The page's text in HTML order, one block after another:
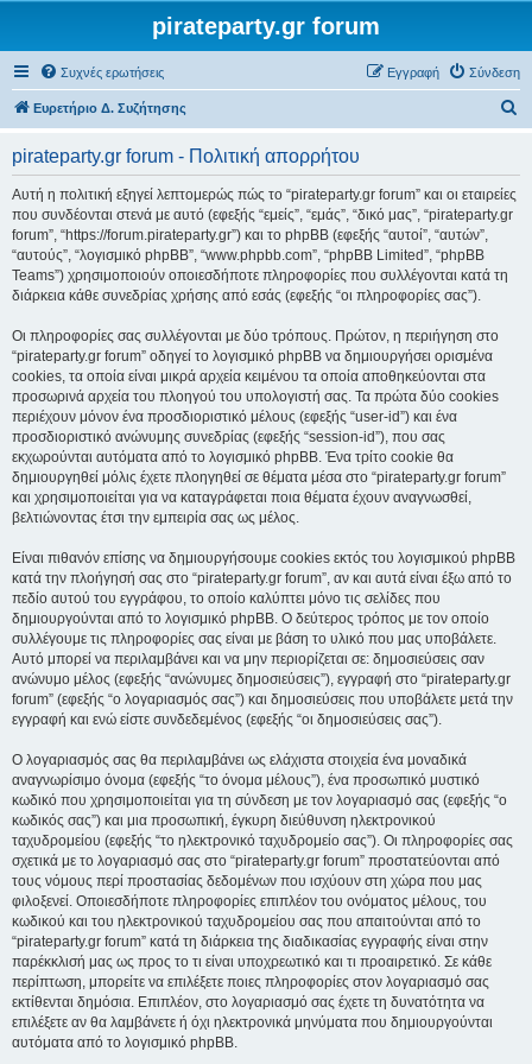
pirateparty.gr forum
Συχνές ερωτήσεις Σύνδεση
Εγγραφή
Ευρετήριο Δ. Συζήτησης
pirateparty.gr forum - Πολιτική απορρήτου
Αυτή η πολιτική εξηγεί λεπτομερώς πώς το “pirateparty.gr forum” και οι εταιρείες
που συνδέονται στενά με αυτό (εφεξής “εμείς”, “εμάς”, “δικό μας”, “pirateparty.gr
forum”, “https://forum.pirateparty.gr”) και το phpBB (εφεξής “αυτοί”, “αυτών”,
“αυτούς”, “λογισμικό phpBB”, “www.phpbb.com”, “phpBB Limited”, “phpBB
Teams”) χρησιμοποιούν οποιεσδήποτε πληροφορίες που συλλέγονται κατά τη
διάρκεια κάθε συνεδρίας χρήσης από εσάς (εφεξής “οι πληροφορίες σας”).
Οι πληροφορίες σας συλλέγονται με δύο τρόπους. Πρώτον, η περιήγηση στο
“pirateparty.gr forum” οδηγεί το λογισμικό phpBB να δημιουργήσει ορισμένα
cookies, τα οποία είναι μικρά αρχεία κειμένου τα οποία αποθηκεύονται στα
προσωρινά αρχεία του πλοηγού του υπολογιστή σας. Τα πρώτα δύο cookies
περιέχουν μόνον ένα προσδιοριστικό μέλους (εφεξής “user-id”) και ένα
προσδιοριστικό ανώνυμης συνεδρίας (εφεξής “session-id”), που σας
εκχωρούνται αυτόματα από το λογισμικό phpBB. Ένα τρίτο cookie θα
δημιουργηθεί μόλις έχετε πλοηγηθεί σε θέματα μέσα στο “pirateparty.gr forum”
και χρησιμοποιείται για να καταγράφεται ποια θέματα έχουν αναγνωσθεί,
βελτιώνοντας έτσι την εμπειρία σας ως μέλος.
Είναι πιθανόν επίσης να δημιουργήσουμε cookies εκτός του λογισμικού phpBB
κατά την πλοήγησή σας στο “pirateparty.gr forum”, αν και αυτά είναι έξω από το
πεδίο αυτού του εγγράφου, το οποίο καλύπτει μόνο τις σελίδες που
δημιουργούνται από το λογισμικό phpBB. Ο δεύτερος τρόπος με τον οποίο
συλλέγουμε τις πληροφορίες σας είναι με βάση το υλικό που μας υποβάλετε.
Αυτό μπορεί να περιλαμβάνει και να μην περιορίζεται σε: δημοσιεύσεις σαν
ανώνυμο μέλος (εφεξής “ανώνυμες δημοσιεύσεις”), εγγραφή στο “pirateparty.gr
forum” (εφεξής “ο λογαριασμός σας”) και δημοσιεύσεις που υποβάλετε μετά την
εγγραφή και ενώ είστε συνδεδεμένος (εφεξής “οι δημοσιεύσεις σας”).
Ο λογαριασμός σας θα περιλαμβάνει ως ελάχιστα στοιχεία ένα μοναδικά
αναγνωρίσιμο όνομα (εφεξής “το όνομα μέλους”), ένα προσωπικό μυστικό
κωδικό που χρησιμοποιείται για τη σύνδεση με τον λογαριασμό σας (εφεξής “ο
κωδικός σας”) και μια προσωπική, έγκυρη διεύθυνση ηλεκτρονικού
ταχυδρομείου (εφεξής “το ηλεκτρονικό ταχυδρομείο σας”). Οι πληροφορίες σας
σχετικά με το λογαριασμό σας στο “pirateparty.gr forum” προστατεύονται από
τους νόμους περί προστασίας δεδομένων που ισχύουν στη χώρα που μας
φιλοξενεί. Οποιεσδήποτε πληροφορίες επιπλέον του ονόματος μέλους, του
κωδικού και του ηλεκτρονικού ταχυδρομείου σας που απαιτούνται από το
“pirateparty.gr forum” κατά τη διάρκεια της διαδικασίας εγγραφής είναι στην
παρέκκλισή μας ως προς το τι είναι υποχρεωτικό και τι προαιρετικό. Σε κάθε
περίπτωση, μπορείτε να επιλέξετε ποιες πληροφορίες στον λογαριασμό σας
εκτίθενται δημόσια. Επιπλέον, στο λογαριασμό σας έχετε τη δυνατότητα να
επιλέξετε αν θα λαμβάνετε ή όχι ηλεκτρονικά μηνύματα που δημιουργούνται
αυτόματα από το λογισμικό phpBB.